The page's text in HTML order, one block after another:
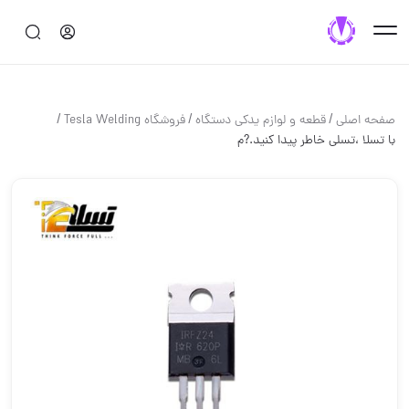
صفحه اصلی/قطعه و لوازم یدکی دستگاه/فروشگاه Tesla Welding /
با تسلا ،تسلی خاطر پیدا کنید.?م